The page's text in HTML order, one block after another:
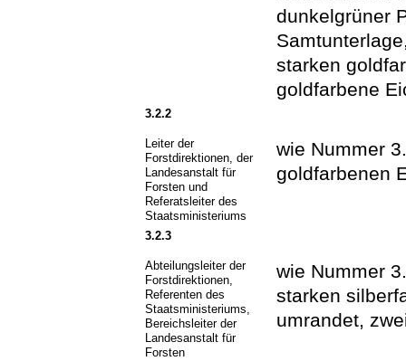
dunkelgrüner
starken
goldfarbene
3.2.2
Leiter der
Forstdirektionen, der
Landesanstalt für
Forsten und
Referatsleiter des
Staatsministeriums
wie Nummer
goldfarbenen
3.2.3
Abteilungsleiter der
Forstdirektionen,
Referenten des
Staatsministeriums,
Bereichsleiter der
Landesanstalt für
Forsten
wie Nummer
starken
umrandet,